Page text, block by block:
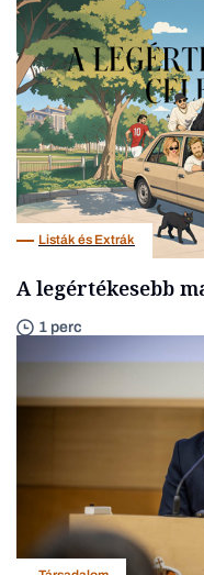
Listák és Extrák
A legértékesebb
1 perc